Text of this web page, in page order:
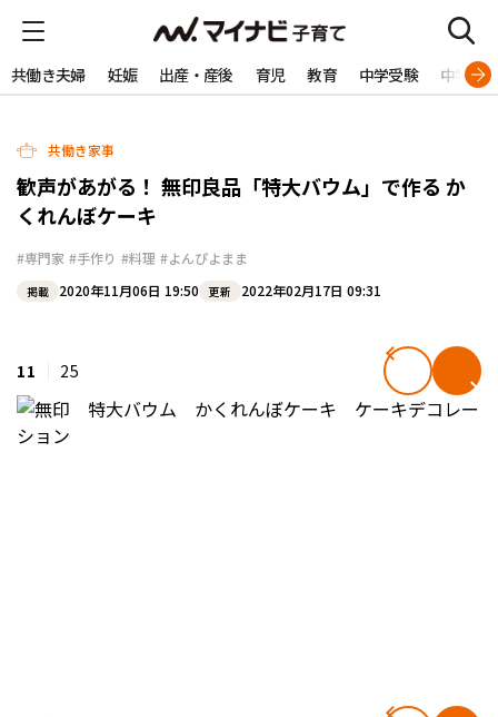
共働き夫婦 妊娠 出産・産後 育児 教育 中学受験 中学生
共働き家事
歓声があがる！ 無印良品「特大バウム」で作る か
くれんぼケーキ
#専門家 #手作り #料理 #よんぴよまま
掲載 2020年11月06日 19:50 更新 2022年02月17日 09:31
11 25